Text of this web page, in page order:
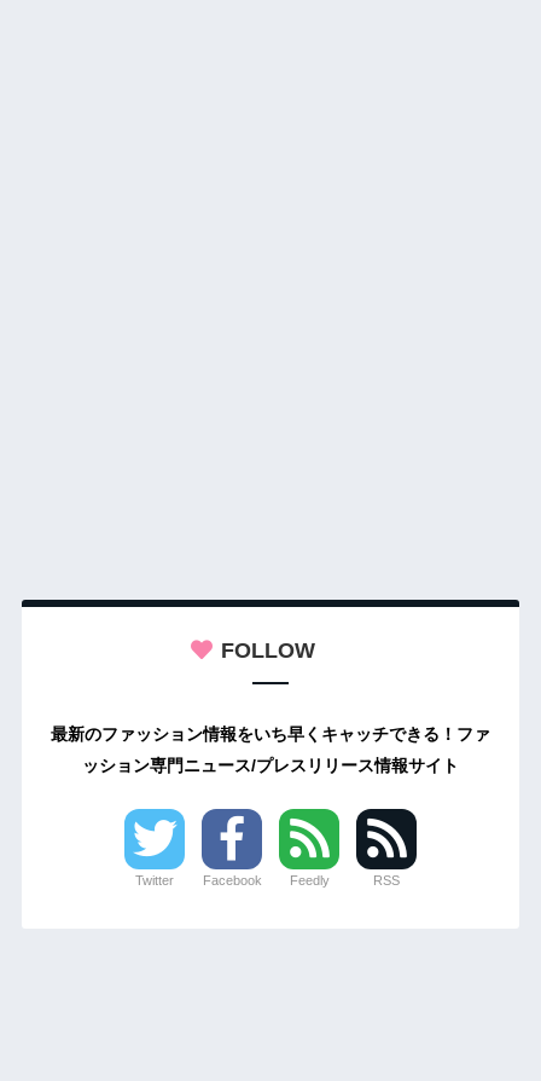
FOLLOW
最新のファッション情報をいち早くキャッチできる！ファ
ッション専門ニュース/プレスリリース情報サイト
Twitter Facebook Feedly RSS